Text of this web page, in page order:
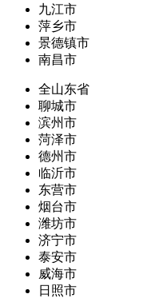
九江市
萍乡市
景德镇市
南昌市
全山东省
聊城市
滨州市
菏泽市
德州市
临沂市
东营市
烟台市
潍坊市
济宁市
泰安市
威海市
日照市